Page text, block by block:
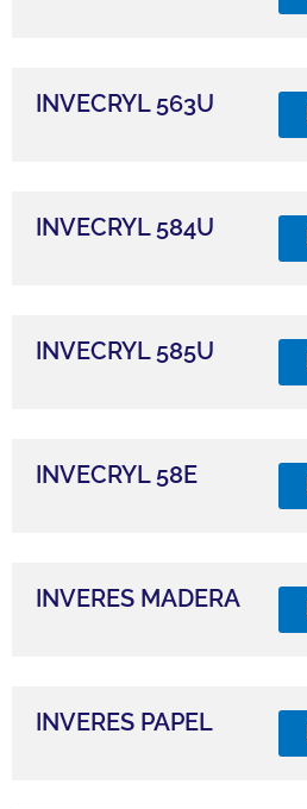
INVECRYL 563U
INVECRYL 584U
INVECRYL 585U
INVECRYL 58E
INVERES MADERA
INVERES PAPEL